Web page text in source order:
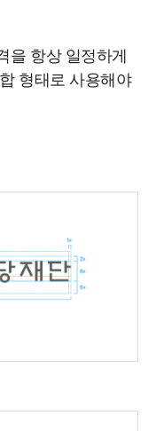
을 항상 일정하게
형태로 사용해야